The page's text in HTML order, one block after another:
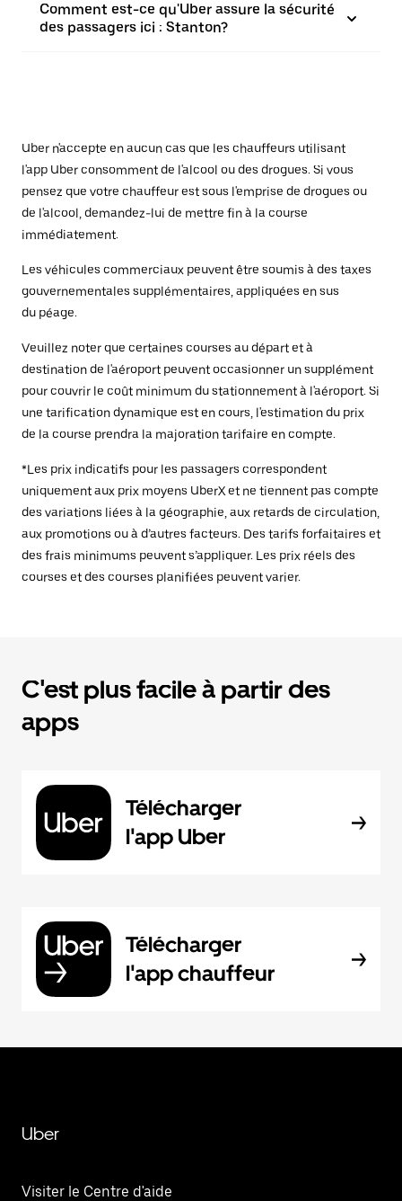
Comment est-ce qu'Uber assure la sécurité
des passagers ici : Stanton?
Uber n'accepte en aucun cas que les chauffeurs utilisant
l'app Uber consomment de l'alcool ou des drogues. Si vous
pensez que votre chauffeur est sous l'emprise de drogues ou
de l'alcool, demandez-lui de mettre fin à la course
immédiatement.
Les véhicules commerciaux peuvent être soumis à des taxes
gouvernementales supplémentaires, appliquées en sus
du péage.
Veuillez noter que certaines courses au départ et à
destination de l'aéroport peuvent occasionner un supplément
pour couvrir le coût minimum du stationnement à l'aéroport. Si
une tarification dynamique est en cours, l'estimation du prix
de la course prendra la majoration tarifaire en compte.
*Les prix indicatifs pour les passagers correspondent
uniquement aux prix moyens UberX et ne tiennent pas compte
des variations liées à la géographie, aux retards de circulation,
aux promotions ou à d’autres facteurs. Des tarifs forfaitaires et
des frais minimums peuvent s’appliquer. Les prix réels des
courses et des courses planifiées peuvent varier.
C'est plus facile à partir des
apps
Télécharger
l'app Uber
Télécharger
l'app chauffeur
Uber
Visiter le Centre d'aide